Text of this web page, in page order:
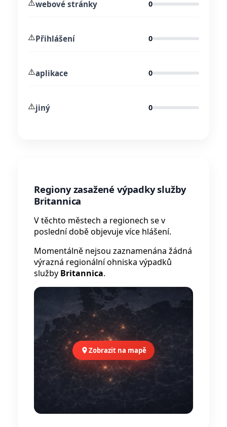
⚠️webové stránky 0
⚠️Přihlášení 0
⚠️aplikace 0
⚠️jiný 0
Regiony zasažené výpadky služby
Britannica
V těchto městech a regionech se v
poslední době objevuje více hlášení.
Momentálně nejsou zaznamenána žádná
výrazná regionální ohniska výpadků
služby Britannica.
Zobrazit na mapě